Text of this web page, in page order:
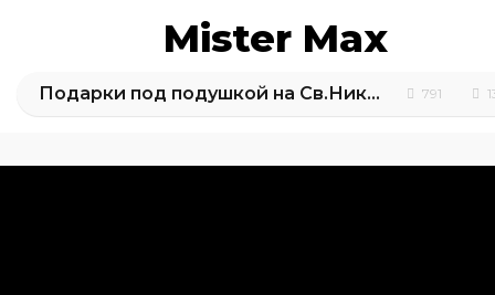
Mister Max
Подарки под подушкой на Св.Николая Кате и Максу 2016 791